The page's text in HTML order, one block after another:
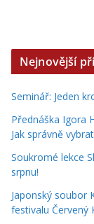
Nejnovější
Seminář: Jeden
Přednáška Igora
Jak správně
Soukromé lekce
srpnu!
Japonský soubor
festivalu Červený